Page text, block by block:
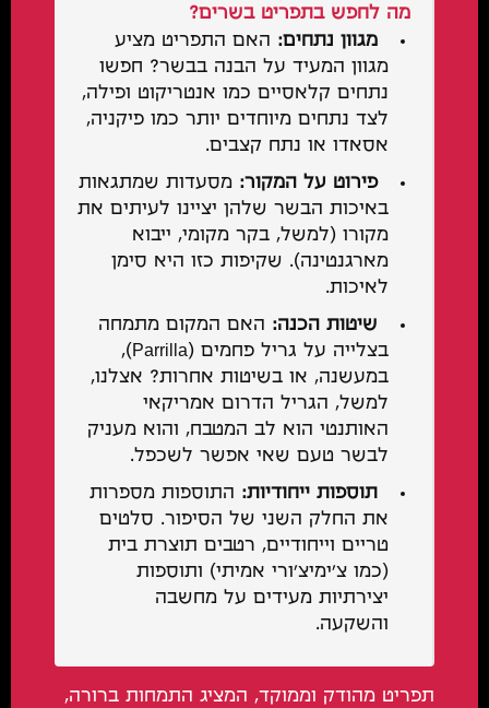
מה לחפש בתפריט בשרים?
מגוון נתחים: האם התפריט מציע
מגוון המעיד על הבנה בבשר? חפשו
נתחים קלאסיים כמו אנטריקוט ופילה,
לצד נתחים מיוחדים יותר כמו פיקניה,
אסאדו או נתח קצבים.
פירוט על המקור: מסעדות שמתגאות
באיכות הבשר שלהן יציינו לעיתים את
מקורו (למשל, בקר מקומי, ייבוא
מארגנטינה). שקיפות כזו היא סימן
לאיכות.
שיטות הכנה: האם המקום מתמחה
בצלייה על גריל פחמים (Parrilla),
במעשנה, או בשיטות אחרות? אצלנו,
למשל, הגריל הדרום אמריקאי
האותנטי הוא לב המטבח, והוא מעניק
לבשר טעם שאי אפשר לשכפל.
תוספות ייחודיות: התוספות מספרות
את החלק השני של הסיפור. סלטים
טריים וייחודיים, רטבים תוצרת בית
(כמו צ'ימיצ'ורי אמיתי) ותוספות
יצירתיות מעידים על מחשבה
והשקעה.
תפריט מהודק וממוקד, המציג התמחות ברורה,